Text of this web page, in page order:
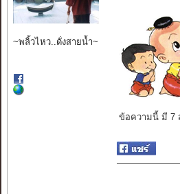
~พลิ้วไหว..ดั่งสายน้ำ~
ข้อความนี้ มี 7